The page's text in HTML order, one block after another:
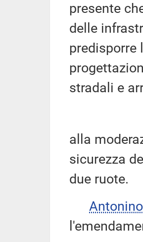
presente
delle
predisporre
stradali e
alla
sicurezza
due ruote.